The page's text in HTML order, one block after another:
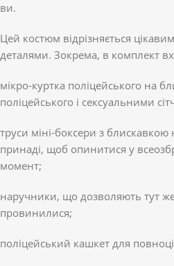
ви.
Цей костюм відрізняється
деталями. Зокрема, в комплект
мікро-куртка поліцейського на
поліцейського і сексуальними
труси міні-боксери з блискавкою
принаді, щоб опинитися у
момент;
наручники, що дозволяють тут
провинилися;
поліцейський кашкет для